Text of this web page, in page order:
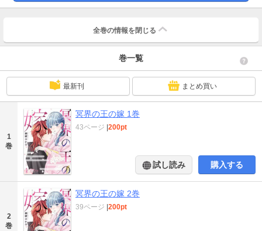
全巻の情報を 閉じる
巻一覧
最新刊 まとめ買い
1
巻
冥界の王の嫁 1巻
43ページ |200pt
試し読み 購入する
2
巻
冥界の王の嫁 2巻
39ページ |200pt